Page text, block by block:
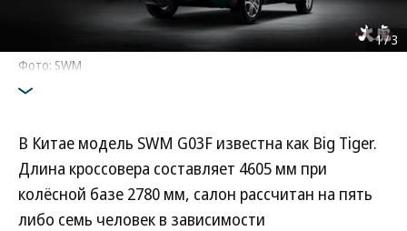
Фото: SWM
1/3
В Китае модель SWM G03F известна как Big Tiger.
Длина кроссовера составляет 4605 мм при
колёсной базе 2780 мм, салон рассчитан на пять
либо семь человек в зависимости